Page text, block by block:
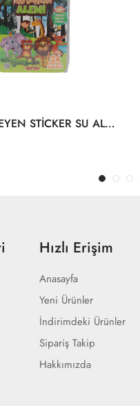
3004 BİTMEYEN STİCKER SU ALTI DÜNYASI
Hızlı Erişim
Anasayfa
Yeni Ürünler
İndirimdeki Ürünler
Sipariş Takip
Hakkımızda